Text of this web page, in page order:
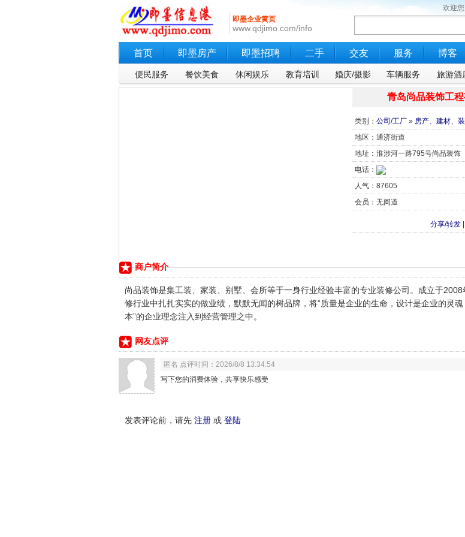
即墨企业黄页
www.qdjimo.com/info
欢迎
首页 即墨房产 即墨招聘 二手 交友 服务 博客
便民服务 餐饮美食 休闲娱乐 教育培训 婚庆/摄影 车辆服务 旅游酒
青岛尚品装饰工程
类别： 公司/工厂 » 房产、建材、
地区：通济街道
地址：淮涉河一路795号尚品装饰
电话：
人气：87605
会员：无间道
分享/转发
商户简介
尚品装饰是集工装、家装、别墅、会所等于一身行业经验丰富的专业装修公司。成立于
修行业中扎扎实实的做业绩，默默无闻的树品牌，将“质量是企业的生命，设计是企业的灵
本”的企业理念注入到经营管理之中。
网友点评
匿名 点评时间：2026/8/8 13:34:54
写下您的消费体验，共享快乐感受
发表评论前，请先 注册 或 登陆